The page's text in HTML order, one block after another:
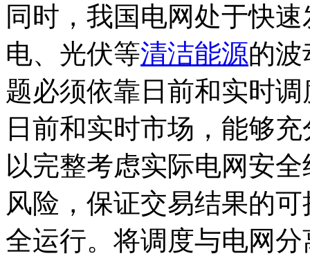
同时，我国电网处于快
电、光伏等清洁能源的
题必须依靠日前和实时
日前和实时市场，能够
以完整考虑实际电网安
风险，保证交易结果的
全运行。将调度与电网